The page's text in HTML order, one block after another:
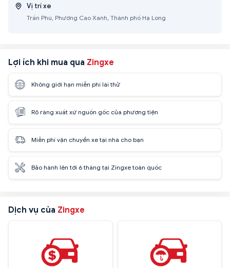
Vị trí xe
Trần Phú, Phường Cao Xanh, Thành phố Hạ Long
Lợi ích khi mua qua Zingxe
Không giới hạn miễn phí lái thử
Rõ ràng xuất xứ nguồn gốc của phương tiện
Miễn phí vận chuyển xe tại nhà cho bạn
Bảo hành lên tới 6 tháng tại Zingxe toàn quốc
Dịch vụ của Zingxe